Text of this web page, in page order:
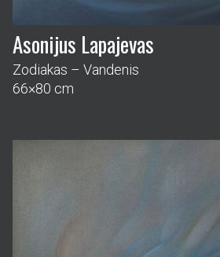
Asonijus Lapajevas
Zodiakas – Vandenis
66×80 cm